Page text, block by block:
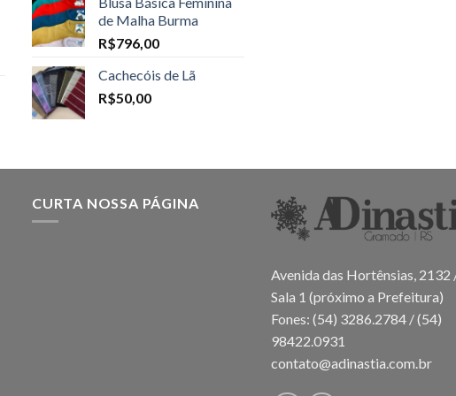
de Malha Burma
R$796,00
Cachecóis de Lã
R$50,00
CURTA NOSSA PÁGINA
Avenida das Hortênsias, 2132
Sala 1 (próximo a Prefeitura)
Fones: (54) 3286.2784 / (54)
98422.0931
contato@adinastia.com.br